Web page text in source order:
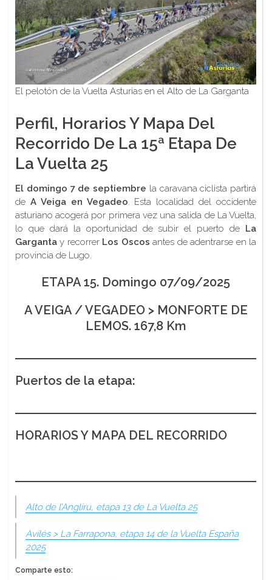
El pelotón de la Vuelta Asturias en el Alto de La Garganta
Perfil, Horarios Y Mapa Del
Recorrido De La 15ª Etapa De
La Vuelta 25
El domingo 7 de septiembre la caravana ciclista partirá
de A Veiga en Vegadeo. Esta localidad del occidente
asturiano acogerá por primera vez una salida de La Vuelta,
lo que dará la oportunidad de subir el puerto de La
Garganta y recorrer Los Oscos antes de adentrarse en la
provincia de Lugo.
ETAPA 15. Domingo 07/09/2025
A VEIGA / VEGADEO > MONFORTE DE
LEMOS. 167,8 Km
Puertos de la etapa:
HORARIOS Y MAPA DEL RECORRIDO
Alto de l’Angliru, etapa 13 de La Vuelta 25
Avilés > La Farrapona, etapa 14 de la Vuelta España
2025
Comparte esto: